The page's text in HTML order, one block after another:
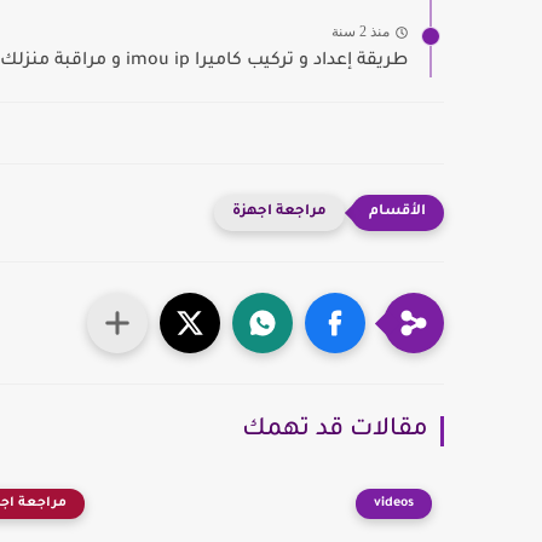
منذ 2 سنة
طريقة إعداد و تركيب كاميرا imou ip و مراقبة منزلك...
مراجعة اجهزة
مقالات قد تهمك
videos مراجعة